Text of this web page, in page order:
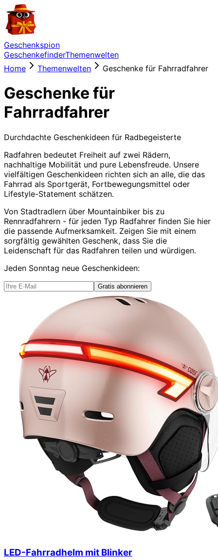
Geschenkspion
GeschenkefinderThemenwelten
Home
Themenwelten Geschenke für Fahrradfahrer
Geschenke für
Fahrradfahrer
Durchdachte Geschenkideen für Radbegeisterte
Radfahren bedeutet Freiheit auf zwei Rädern,
nachhaltige Mobilität und pure Lebensfreude. Unsere
vielfältigen Geschenkideen richten sich an alle, die das
Fahrrad als Sportgerät, Fortbewegungsmittel oder
Lifestyle-Statement schätzen.
Von Stadtradlern über Mountainbiker bis zu
Rennradfahrern - für jeden Typ Radfahrer finden Sie hier
die passende Aufmerksamkeit. Zeigen Sie mit einem
sorgfältig gewählten Geschenk, dass Sie die
Leidenschaft für das Radfahren teilen und würdigen.
Jeden Sonntag neue Geschenkideen:
Gratis abonnieren
LED-Fahrradhelm mit Blinker